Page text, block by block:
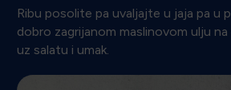
Ribu posolite pa uvaljajte u jaja pa u
dobro zagrijanom maslinovom ulju
uz salatu i umak.